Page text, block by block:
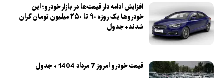
افزایش ادامه دار قیمت‌ها در بازار خودرو؛ این
خودرو‌ها یک روزه ۹۰ تا ۲۵۰ میلیون تومان گران
شدند+ جدول
قیمت خودرو امروز 7 مرداد 1404 + جدول